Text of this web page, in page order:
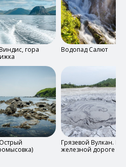
гора
Водопад Салют
Грязевой Вулкан. По
железной дороге от